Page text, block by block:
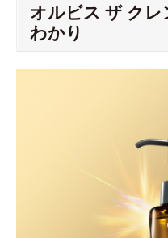
オルビス ザ ク
わかり